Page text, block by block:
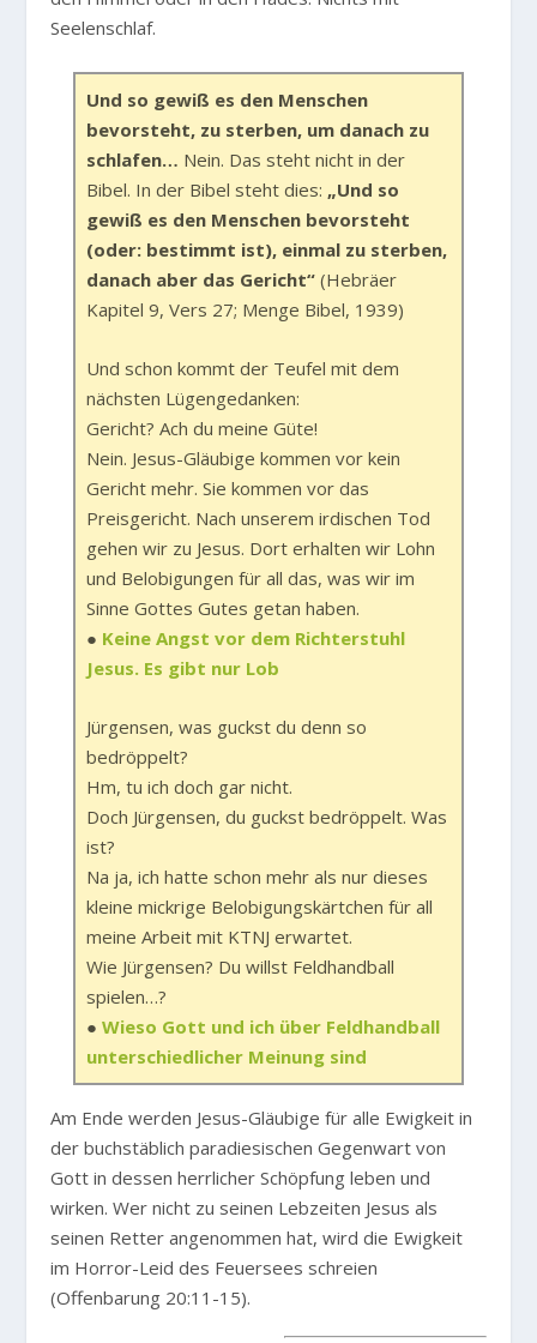
Seelenschlaf.
Und so gewiß es den Menschen
bevorsteht, zu sterben, um danach zu
schlafen… Nein. Das steht nicht in der
Bibel. In der Bibel steht dies: „Und so
gewiß es den Menschen bevorsteht
(oder: bestimmt ist), einmal zu sterben,
danach aber das Gericht“ (Hebräer
Kapitel 9, Vers 27; Menge Bibel, 1939)
Und schon kommt der Teufel mit dem
nächsten Lügengedanken:
Gericht? Ach du meine Güte!
Nein. Jesus-Gläubige kommen vor kein
Gericht mehr. Sie kommen vor das
Preisgericht. Nach unserem irdischen Tod
gehen wir zu Jesus. Dort erhalten wir Lohn
und Belobigungen für all das, was wir im
Sinne Gottes Gutes getan haben.
● Keine Angst vor dem Richterstuhl
Jesus. Es gibt nur Lob
Jürgensen, was guckst du denn so
bedröppelt?
Hm, tu ich doch gar nicht.
Doch Jürgensen, du guckst bedröppelt. Was
ist?
Na ja, ich hatte schon mehr als nur dieses
kleine mickrige Belobigungskärtchen für all
meine Arbeit mit KTNJ erwartet.
Wie Jürgensen? Du willst Feldhandball
spielen…?
●Wieso Gott und ich über Feldhandball
unterschiedlicher Meinung sind
Am Ende werden Jesus-Gläubige für alle Ewigkeit in
der buchstäblich paradiesischen Gegenwart von
Gott in dessen herrlicher Schöpfung leben und
wirken. Wer nicht zu seinen Lebzeiten Jesus als
seinen Retter angenommen hat, wird die Ewigkeit
im Horror-Leid des Feuersees schreien
(Offenbarung 20:11-15).